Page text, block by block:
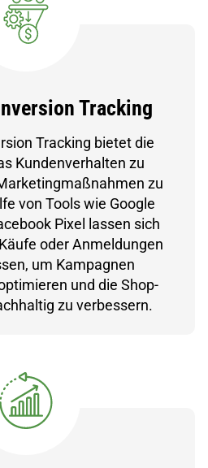
Tracking
Tracking bietet die
Kundenverhalten zu
zu
von Tools wie Google
Pixel lassen sich
oder Anmeldungen
um Kampagnen
und die Shop-
zu verbessern.